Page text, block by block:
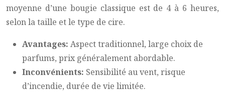
moyenne d’une bougie classique est de 4 à 6 heures,
selon la taille et le type de cire.
Avantages: Aspect traditionnel, large choix de
parfums, prix généralement abordable.
Inconvénients: Sensibilité au vent, risque
d’incendie, durée de vie limitée.